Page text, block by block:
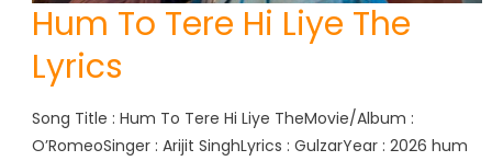
Hum To Tere Hi Liye The
Lyrics
Song Title : Hum To Tere Hi Liye TheMovie/Album :
O’RomeoSinger : Arijit SinghLyrics : GulzarYear : 2026 hum